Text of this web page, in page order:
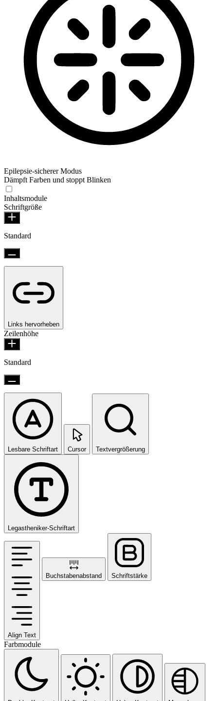
Epilepsie-sicherer Modus
Dämpft Farben und stoppt Blinken
Inhaltsmodule
Schriftgröße
Standard
Links hervorheben
Zeilenhöhe
Standard
Lesbare Schriftart Cursor Textvergrößerung
Legastheniker-Schriftart
Align Text
Buchstabenabstand Schriftstärke
Farbmodule